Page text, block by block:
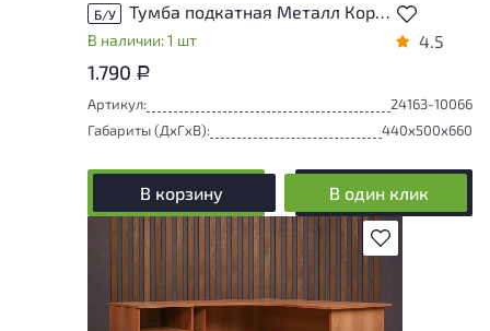
Б/У Тумба подкатная Металл Коричневый Россия
В наличии: 1 шт 4.5
1.790 Р
Артикул:
24163-10066
Габариты (ДxГxВ):
440x500x660
В корзину В один клик
В избранное